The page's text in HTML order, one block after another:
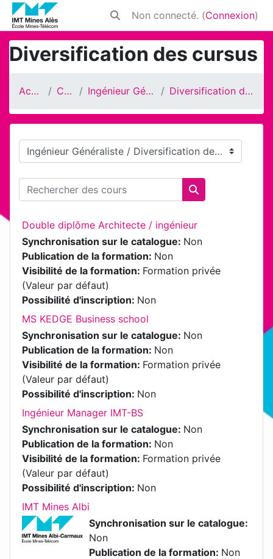
Passer au contenu principal
Activer/désactiver la saisie de
Non connecté. (Connexion)
Diversification des cursus
Accueil Cours Ingénieur Généraliste Diversification des cursus
Catégories de cours
Rechercher des cours
Rechercher des
Double diplôme Architecte / ingénieur
Synchronisation sur le catalogue: Non
Publication de la formation: Non
Visibilité de la formation: Formation privée
(Valeur par défaut)
Possibilité d'inscription: Non
MS KEDGE Business school
Synchronisation sur le catalogue: Non
Publication de la formation: Non
Visibilité de la formation: Formation privée
(Valeur par défaut)
Possibilité d'inscription: Non
Ingénieur Manager IMT-BS
Synchronisation sur le catalogue: Non
Publication de la formation: Non
Visibilité de la formation: Formation privée
(Valeur par défaut)
Possibilité d'inscription: Non
IMT Mines Albi
Synchronisation sur le catalogue:
Non
Publication de la formation: Non